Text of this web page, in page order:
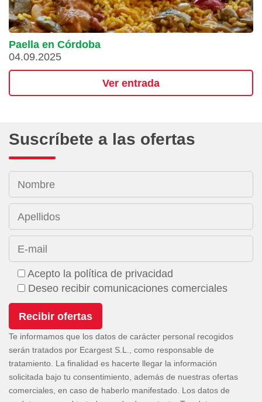
Paella en Córdoba
04.09.2025
Ver entrada
Suscríbete a las ofertas
Nombre
Apellidos
E-mail
Acepto la política de privacidad
Deseo recibir comunicaciones comerciales
Te informamos que los datos de carácter personal recogidos
serán tratados por Ecargest S.L., como responsable de
tratamiento. La finalidad es hacerte llegar la información
solicitada bajo tu consentimiento, además de nuestras ofertas
comerciales, en caso de haberlo manifestado. Los datos de